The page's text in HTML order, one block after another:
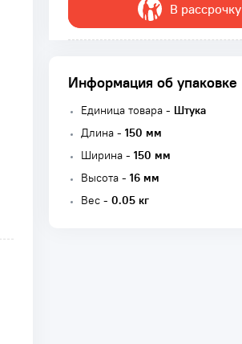
В рассрочку
Информация об упаковке
Единица товара - Штука
Длина - 150 мм
Ширина - 150 мм
Высота - 16 мм
Вес - 0.05 кг